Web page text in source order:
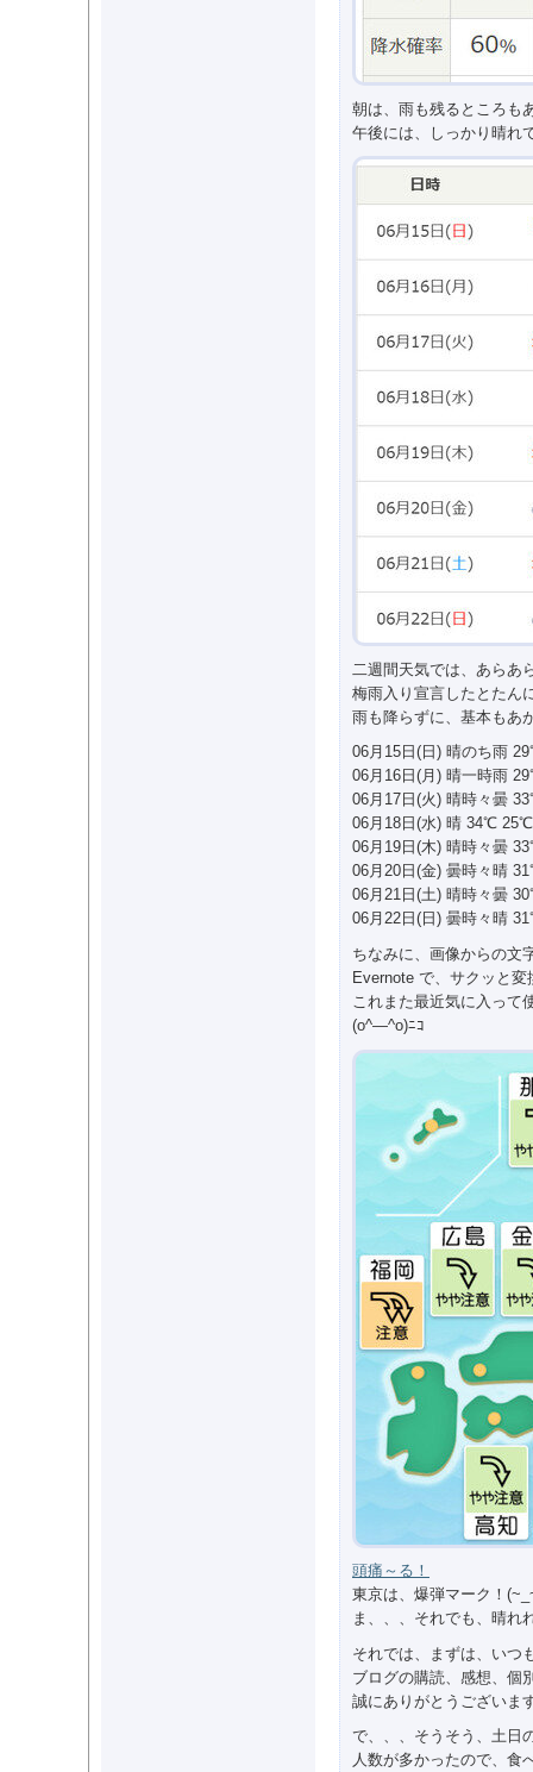
朝は、雨も残るところも
午後には、しっかり晴れ
二週間天気では、あらあ
梅雨入り宣言したとたん
雨も降らずに、基本もあ
06月15日(日) 晴のち雨
06月16日(月) 晴一時雨
06月17日(火) 晴時々曇
06月18日(水) 晴 34℃ 25℃
06月19日(木) 晴時々曇
06月20日(金) 曇時々晴
06月21日(土) 晴時々曇
06月22日(日) 曇時々晴
ちなみに、画像からの文
Evernote で、サクッと
これまた最近気に入って
(o^―^o)ﾆｺ
頭痛～る！
東京は、爆弾マーク！
ま、、、それでも、晴れ
それでは、まずは、いつ
ブログの購読、感想、個
誠にありがとうございま
で、、、そうそう、土日
人数が多かったので、食